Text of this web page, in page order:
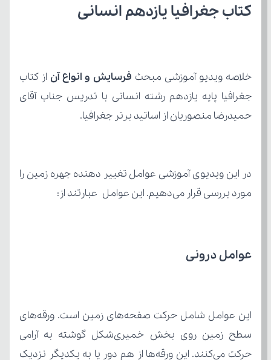
کتاب جغرافیا یازدهم انسانی
خلاصه ویدیو آموزشی مبحث فرسایش و انواع آن
حمیدرضا منصوریان از اساتید برتر جغرافیا.
مورد بررسی قرار می‌دهیم. این عوامل عبارتند از:
عوامل درونی